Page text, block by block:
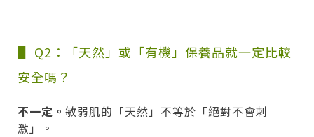
▋ Q2：「天然」或「有機」保養品就一定比較
安全嗎？
不一定。 敏弱肌的「天然」不等於「絕對不會刺
激」。